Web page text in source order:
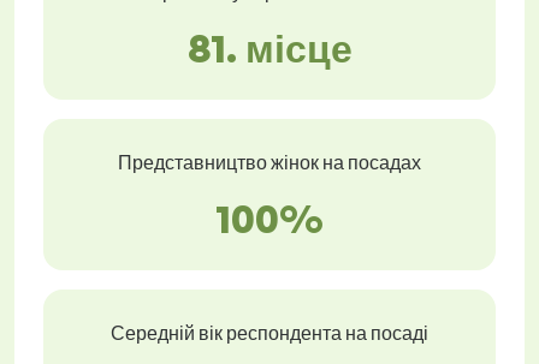
81. місце
Представництво жінок на посадах
100%
Середній вік респондента на посаді